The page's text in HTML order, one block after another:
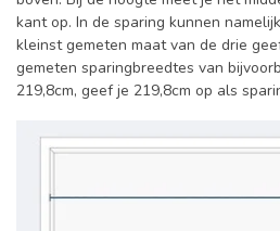
kant op. In de sparing kunnen
kleinst gemeten maat van de drie
gemeten sparingbreedtes van
219,8cm, geef je 219,8cm op als